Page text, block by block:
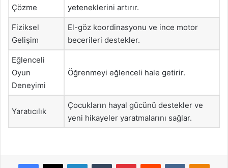
Çözme
yeteneklerini artırır.
Fiziksel
Gelişim
El-göz koordinasyonu ve ince motor
becerileri destekler.
Eğlenceli
Oyun
Deneyimi
Öğrenmeyi eğlenceli hale getirir.
Yaratıcılık
Çocukların hayal gücünü destekler ve
yeni hikayeler yaratmalarını sağlar.
Facebook
X LinkedInTumblr PinterestReddit VKontakte